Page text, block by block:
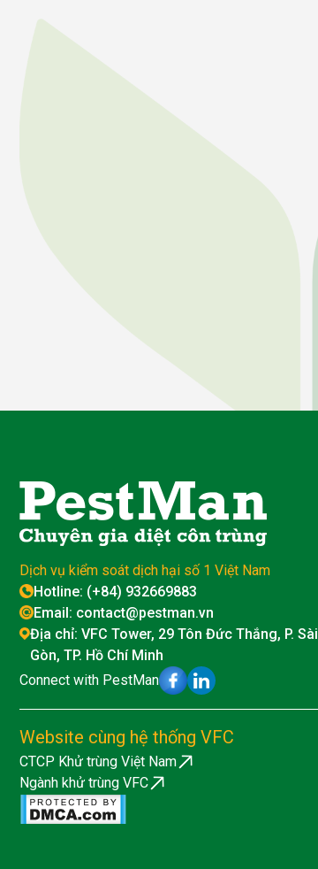
Dịch vụ kiểm soát dịch hại số 1 Việt Nam
Hotline: (+84) 932669883
Email: contact@pestman.vn
Địa chỉ: VFC Tower, 29 Tôn Đức Thắng, P. Sài
Gòn, TP. Hồ Chí Minh
Connect with PestMan
Website cùng hệ thống VFC
CTCP Khử trùng Việt Nam
Ngành khử trùng VFC